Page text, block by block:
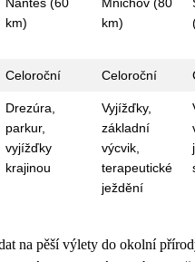
km)
km)
Celoroční Celoroční
Drezúra,
parkur,
vyjížďky
krajinou
Vyjížďky,
základní
výcvik,
terapeutické
ježdění
na pěší výlety do okolní